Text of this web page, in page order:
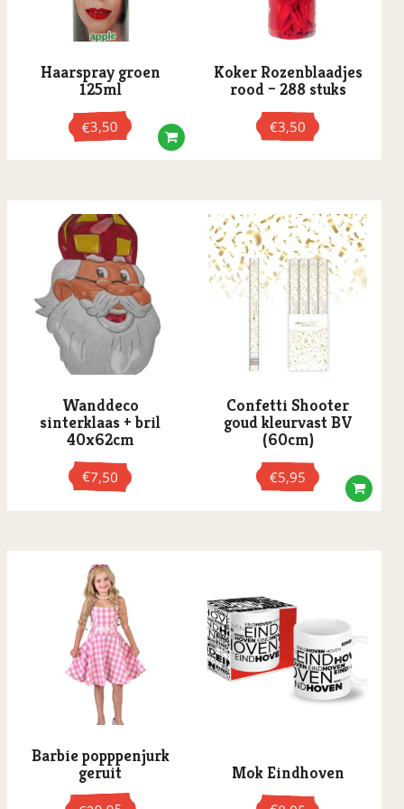
Haarspray groen
125ml
€3,50
Koker Rozenblaadjes
rood – 288 stuks
€3,50
Wanddeco
sinterklaas + bril
40x62cm
€7,50
Confetti Shooter
goud kleurvast BV
(60cm)
€5,95
Barbie popppenjurk
geruit
Mok Eindhoven